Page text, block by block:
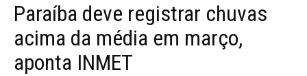
Paraíba deve registrar chuvas
acima da média em março,
aponta INMET